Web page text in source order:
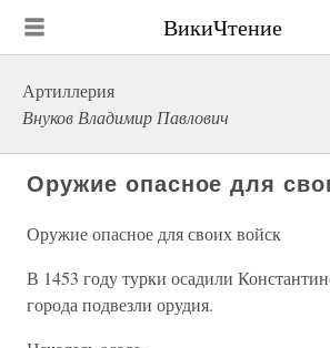
ВикиЧтение
Артиллерия
Внуков Владимир Павлович
Оружие опасное для
Оружие опасное для своих войск
В 1453 году турки осадили
города подвезли орудия.